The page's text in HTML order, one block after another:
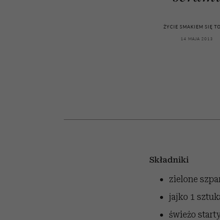
ŻYCIE SMAKIEM SIĘ
14 MAJA 2013
Składniki
zielone
jajko 1
świeżo